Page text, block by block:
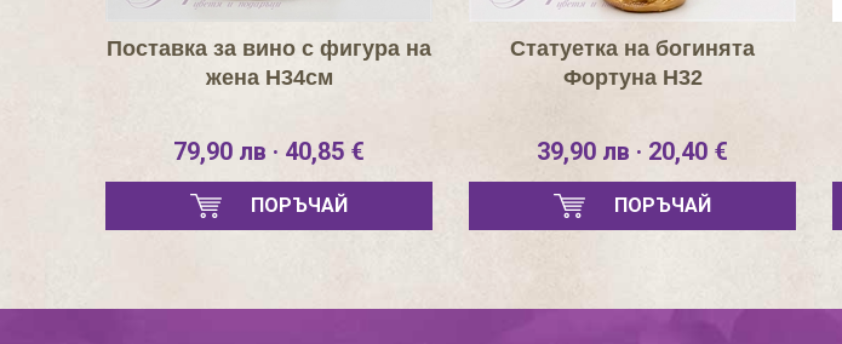
Поставка за вино с фигура на
жена Н34см
79,90 лв · 40,85 €
ПОРЪЧАЙ
Статуетка на богинята
Фортуна Н32
39,90 лв · 20,40 €
ПОРЪЧАЙ